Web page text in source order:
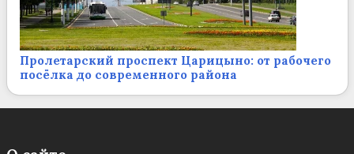
Пролетарский проспект Царицыно: от рабочего
посёлка до современного района